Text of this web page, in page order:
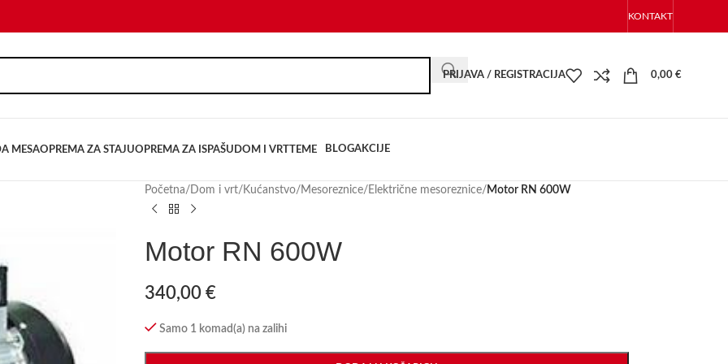
KONTAKT
PRIJAVA / REGISTRACIJA 0,00 €
MESAOPREMA ZA STAJUOPREMA ZA ISPAŠU DOM I VRTTEME BLOGAKCIJE
Početna/ Dom i vrt/ Kućanstvo/ Mesoreznice/ Električne mesoreznice/ Motor RN 600W
Motor RN 600W
340,00 €
Samo 1 komad(a) na zalihi